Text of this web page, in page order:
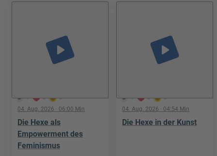
1 0 0
play_arrow
04. Aug. 2026 · 06:00 Min
Die Hexe als
Empowerment des
Feminismus
1 0 0
play_arrow
04. Aug. 2026 · 04:54 Min
Die Hexe in der Kunst